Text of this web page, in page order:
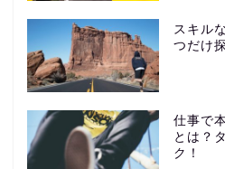
スキル
つだけ
仕事で
とは？
ク！